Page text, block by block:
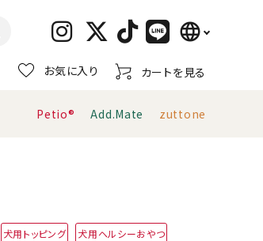
language
日本語
English
お気に入り カートを見る
キャリーバッグ
おもちゃ
Petio® Add.Mate zuttone
犬用トッピング
犬用ヘルシーおやつ